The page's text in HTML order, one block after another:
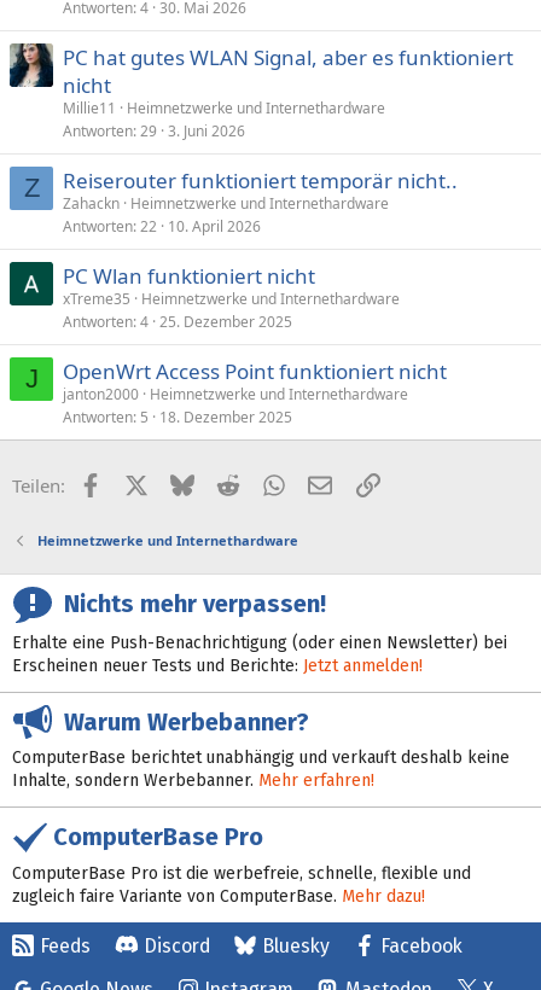
Antworten 4 30. Mai 2026
PC hat gutes WLAN Signal, aber es funktioniert
nicht
Millie11
Heimnetzwerke und Internethardware
Antworten 29 3. Juni 2026
Z Reiserouter funktioniert temporär nicht..
Zahackn Heimnetzwerke und Internethardware
Antworten 22 10. April 2026
PC Wlan funktioniert nicht
xTreme35
Heimnetzwerke und Internethardware
Antworten 4 25. Dezember 2025
J OpenWrt Access Point funktioniert nicht
janton2000 Heimnetzwerke und Internethardware
Antworten 5 18. Dezember 2025
Teilen: FacebookX (Twitter)
BlueskyRedditWhatsApp
E-MailLink
Heimnetzwerke und Internethardware
Nichts mehr verpassen!
Erhalte eine Push-Benachrichtigung (oder einen Newsletter) bei
Erscheinen neuer Tests und Berichte: Jetzt anmelden!
Warum Werbebanner?
ComputerBase berichtet unabhängig und verkauft deshalb keine
Inhalte, sondern Werbebanner. Mehr erfahren!
ComputerBase Pro
ComputerBase Pro ist die werbefreie, schnelle, flexible und
zugleich faire Variante von ComputerBase. Mehr dazu!
Feeds Discord Bluesky
Facebook